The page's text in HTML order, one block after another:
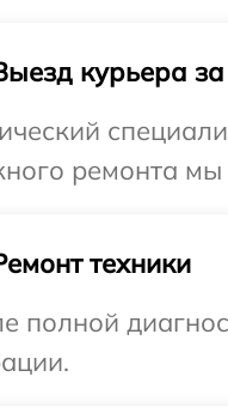
курьера
ремонта мы
техники
полной